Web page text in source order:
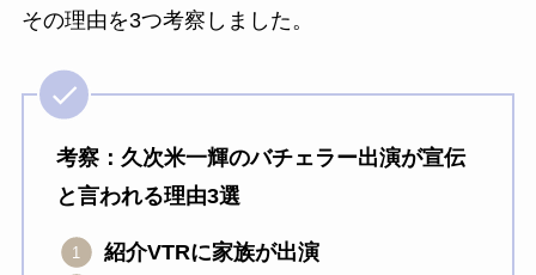
その理由を3つ考察しました。
考察：久次米一輝のバチェラー出演が宣伝
と言われる理由3選
紹介VTRに家族が出演